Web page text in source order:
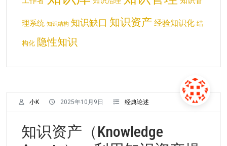
小K 2025年10月9日 经典论述
知识资产（Knowledge
理系统 知识结构 知识缺口 知识资产 经验知识化 结
构化 隐性知识